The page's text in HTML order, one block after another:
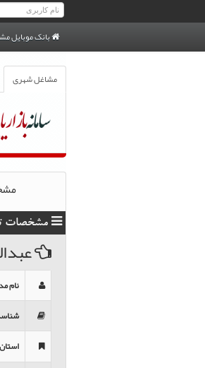
بانک موبایل
مشاغل شهری
مشخصات
نام
استان